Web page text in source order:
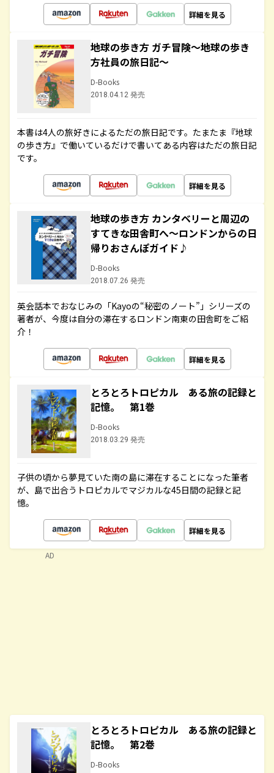
詳細を見る
地球の歩き方 ガチ冒険～地球の歩き
方社員の旅日記～
D-Books
2018.04.12 発売
本書は4人の旅好きによるただの旅日記です。たまたま『地球
の歩き方』で働いているだけで書いてある内容はただの旅日記
です。
詳細を見る
地球の歩き方 カンタベリーと周辺の
すてきな田舎町へ～ロンドンからの日
帰りおさんぽガイド♪
D-Books
2018.07.26 発売
英会話本でおなじみの「Kayoの“秘密のノート”」シリーズの
著者が、今度は自分の滞在するロンドン南東の田舎町をご紹
介！
詳細を見る
とろとろトロピカル ある旅の記録と
記憶。 第1巻
D-Books
2018.03.29 発売
子供の頃から夢見ていた南の島に滞在することになった筆者
が、島で出合うトロピカルでマジカルな45日間の記録と記
憶。
詳細を見る
とろとろトロピカル ある旅の記録と
記憶。 第2巻
D-Books
AD